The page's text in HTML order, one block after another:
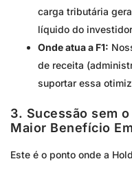
carga tributária
líquido do
Onde atua a F1:
de receita
suportar essa
3. Sucessão sem
Maior Benefício
Este é o ponto onde a